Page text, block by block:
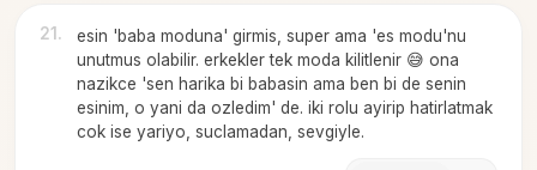
21 .
esin 'baba moduna' girmis, super ama 'es modu'nu
unutmus olabilir. erkekler tek moda kilitlenir 😅 ona
nazikce 'sen harika bi babasin ama ben bi de senin
esinim, o yani da ozledim' de. iki rolu ayirip hatirlatmak
cok ise yariyo, suclamadan, sevgiyle.